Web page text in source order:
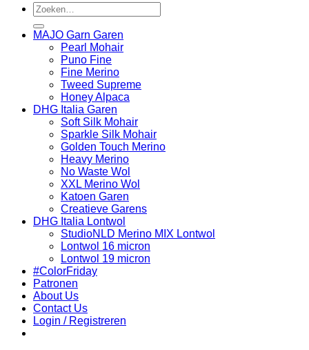
Zoeken
naar:
MAJO Garn Garen
Pearl Mohair
Puno Fine
Fine Merino
Tweed Supreme
Honey Alpaca
DHG Italia Garen
Soft Silk Mohair
Sparkle Silk Mohair
Golden Touch Merino
Heavy Merino
No Waste Wol
XXL Merino Wol
Katoen Garen
Creatieve Garens
DHG Italia Lontwol
StudioNLD Merino MIX Lontwol
Lontwol 16 micron
Lontwol 19 micron
#ColorFriday
Patronen
About Us
Contact Us
Login / Registreren